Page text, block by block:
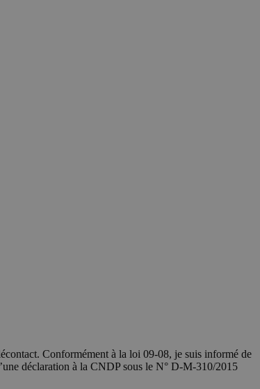
Conformément à la loi 09-08, je suis informé de
déclaration à la CNDP sous le N° D-M-310/2015